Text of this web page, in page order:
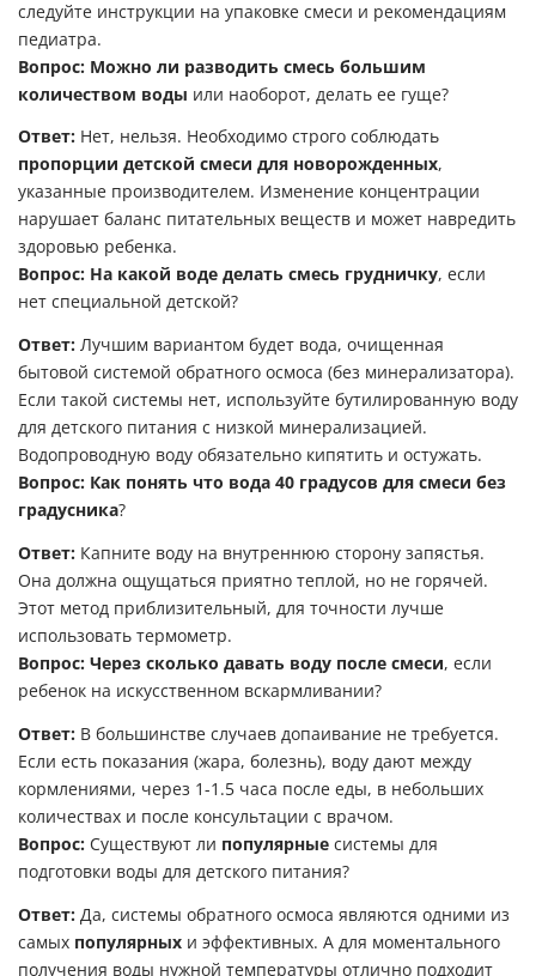
следуйте инструкции на упаковке смеси и рекомендациям
педиатра.
Вопрос: Можно ли разводить смесь большим
количеством воды или наоборот, делать ее гуще?
Ответ: Нет, нельзя. Необходимо строго соблюдать
пропорции детской смеси для новорожденных,
указанные производителем. Изменение концентрации
нарушает баланс питательных веществ и может навредить
здоровью ребенка.
Вопрос: На какой воде делать смесь грудничку, если
нет специальной детской?
Ответ: Лучшим вариантом будет вода, очищенная
бытовой системой обратного осмоса (без минерализатора).
Если такой системы нет, используйте бутилированную воду
для детского питания с низкой минерализацией.
Водопроводную воду обязательно кипятить и остужать.
Вопрос: Как понять что вода 40 градусов для смеси без
градусника?
Ответ: Капните воду на внутреннюю сторону запястья.
Она должна ощущаться приятно теплой, но не горячей.
Этот метод приблизительный, для точности лучше
использовать термометр.
Вопрос: Через сколько давать воду после смеси, если
ребенок на искусственном вскармливании?
Ответ: В большинстве случаев допаивание не требуется.
Если есть показания (жара, болезнь), воду дают между
кормлениями, через 1-1.5 часа после еды, в небольших
количествах и после консультации с врачом.
Вопрос: Существуют ли популярные системы для
подготовки воды для детского питания?
Ответ: Да, системы обратного осмоса являются одними из
самых популярных и эффективных. А для моментального
получения воды нужной температуры отлично подходит